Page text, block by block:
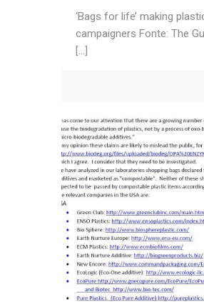
‘Bags for life’ making
campaigners Fonte: The
[…]